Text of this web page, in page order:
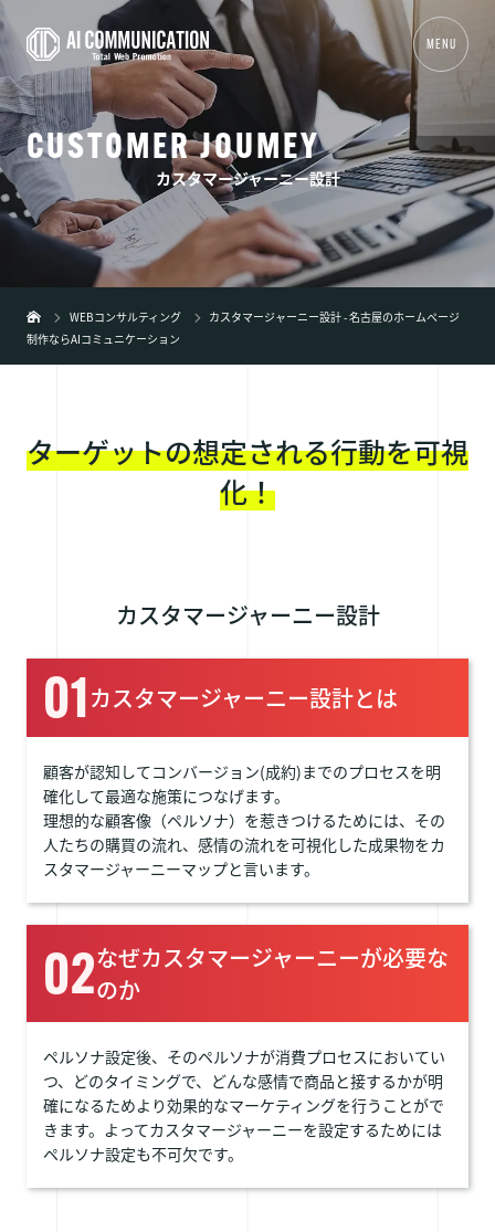
MENU
01TOP
02 事業内容+
制作実績
05新着情報
弊社の特徴+
採用情報
CUSTOMER JOUMEY
カスタマージャーニー設計
WEBコンサルティング
カスタマージャーニー設計 - 名古屋のホームページ
制作ならAIコミュニケーション
ターゲットの想定される行動を可視
化！
カスタマージャーニー設計
01カスタマージャーニー設計とは
顧客が認知してコンバージョン(成約)までのプロセスを明
確化して最適な施策につなげます。
理想的な顧客像（ペルソナ）を惹きつけるためには、その
人たちの購買の流れ、感情の流れを可視化した成果物をカ
スタマージャーニーマップと言います。
02なぜカスタマージャーニーが必要な
のか
ペルソナ設定後、そのペルソナが消費プロセスにおいてい
つ、どのタイミングで、どんな感情で商品と接するかが明
確になるためより効果的なマーケティングを行うことがで
きます。よってカスタマージャーニーを設定するためには
ペルソナ設定も不可欠です。